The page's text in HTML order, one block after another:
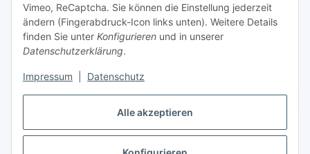
Alle akzeptieren
Vimeo, ReCaptcha. Sie können die Einstellung jederzeit
ändern (Fingerabdruck-Icon links unten). Weitere Details
finden Sie unter Konfigurieren und in unserer
Datenschutzerklärung.
Impressum Datenschutz
Vertrag widerrufen